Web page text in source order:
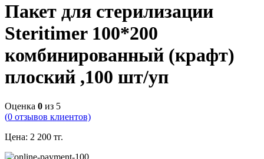
Пакет для стерилизации
Steritimer 100*200
комбинированный (крафт)
плоский ,100 шт/уп
Оценка 0 из 5
(0 отзывов клиентов)
Цена: 2 200 тг.